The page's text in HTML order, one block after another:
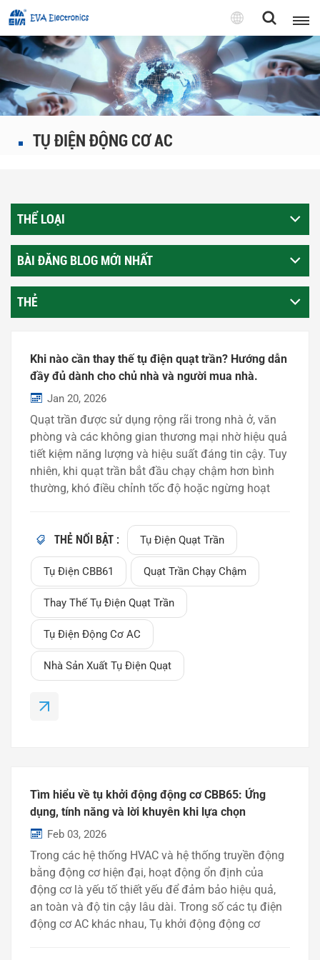
Tiếng
Việt
English
Pусский
TỤ ĐIỆN ĐỘNG CƠ AC
THỂ LOẠI
BÀI ĐĂNG BLOG MỚI NHẤT
THẺ
Khi nào cần thay thế tụ điện quạt trần? Hướng dẫn
đầy đủ dành cho chủ nhà và người mua nhà.
Jan 20, 2026
Quạt trần được sử dụng rộng rãi trong nhà ở, văn
phòng và các không gian thương mại nhờ hiệu quả
tiết kiệm năng lượng và hiệu suất đáng tin cậy. Tuy
nhiên, khi quạt trần bắt đầu chạy chậm hơn bình
thường, khó điều chỉnh tốc độ hoặc ngừng hoạt
tụ điện của quạt trần bị hỏng. Trong bài viết này,
chúng tôi sẽ giải thích khi nào cần thay thế tụ điện
quạt trần, cách nhận biết các dấu hiệu cảnh báo và
tại sao tụ điện quạt trần CBB61 là giải pháp phổ
biến nhất. Hướng dẫn này được viết cho cả người
dùng cuối và người mua đang tìm kiếm những hiểu
biết kỹ thuật rõ ràng. Tụ điện trong quạt trần có
chức năng gì?Tụ điện quạt trần là một linh kiện
điện quan trọng giúp:Khởi động động cơ quạtDuy
trì sự quay ổn địnhĐiều chỉnh tốc độ quạtGiảm
THẺ NỔI BẬT : Tụ Điện Quạt Trần
Tụ Điện CBB61 Quạt Trần Chạy Chậm
Thay Thế Tụ Điện Quạt Trần
Tụ Điện Động Cơ AC
Nhà Sản Xuất Tụ Điện Quạt
Tìm hiểu về tụ khởi động động cơ CBB65: Ứng
dụng, tính năng và lời khuyên khi lựa chọn
Feb 03, 2026
Trong các hệ thống HVAC và hệ thống truyền động
bằng động cơ hiện đại, hoạt động ổn định của
động cơ là yếu tố thiết yếu để đảm bảo hiệu quả,
an toàn và độ tin cậy lâu dài. Trong số các tụ điện
động cơ AC khác nhau, Tụ khởi động động cơ